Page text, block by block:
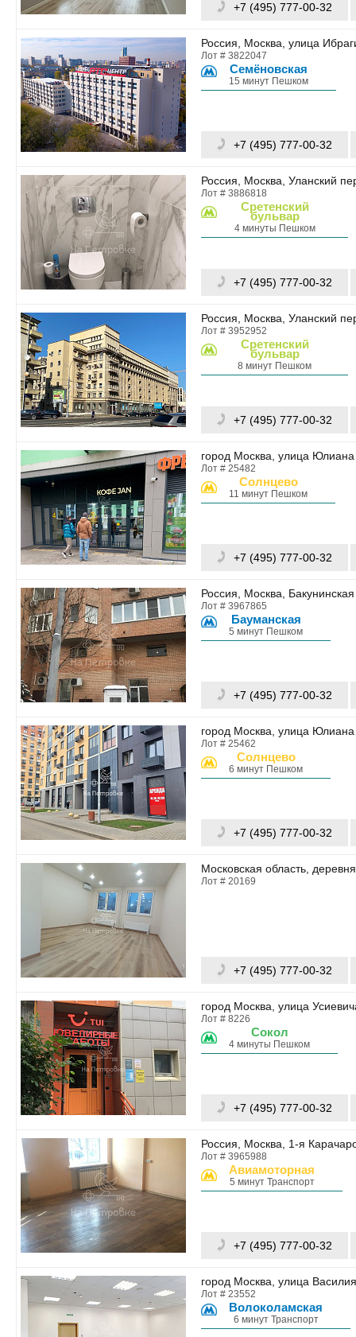
+7 (495) 777-00-32
Россия, Москва, улица
Лот # 3822047
Семёновская
15 минут Пешком
+7 (495) 777-00-32
Россия, Москва, Уланский
Лот # 3886818
Сретенский
бульвар
4 минуты Пешком
+7 (495) 777-00-32
Россия, Москва, Уланский
Лот # 3952952
Сретенский
бульвар
8 минут Пешком
+7 (495) 777-00-32
город Москва, улица
Лот # 25482
Солнцево
11 минут Пешком
+7 (495) 777-00-32
Россия, Москва,
Лот # 3967865
Бауманская
5 минут Пешком
+7 (495) 777-00-32
город Москва, улица
Лот # 25462
Солнцево
6 минут Пешком
+7 (495) 777-00-32
Московская область,
Лот # 20169
+7 (495) 777-00-32
город Москва, улица
Лот # 8226
Сокол
4 минуты Пешком
+7 (495) 777-00-32
Россия, Москва, 1-я
Лот # 3965988
Авиамоторная
5 минут Транспорт
+7 (495) 777-00-32
город Москва, улица
Лот # 23552
Волоколамская
6 минут Транспорт